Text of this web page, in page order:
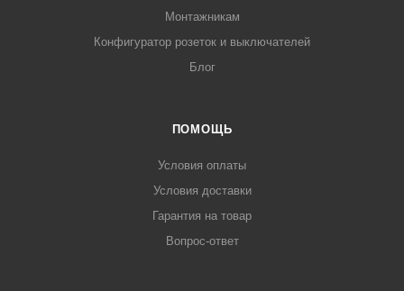
Монтажникам
Конфигуратор розеток и выключателей
Блог
ПОМОЩЬ
Условия оплаты
Условия доставки
Гарантия на товар
Вопрос-ответ